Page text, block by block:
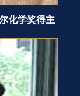
化学奖得主